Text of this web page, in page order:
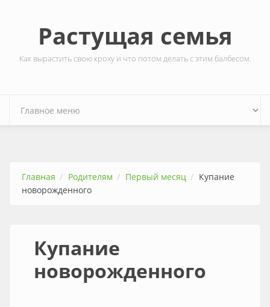
Растущая семья
Как вырастить свою кроху и что потом делать с этим балбесом.
Главная Родителям Первый месяц
Купание
новорожденного
Купание
новорожденного